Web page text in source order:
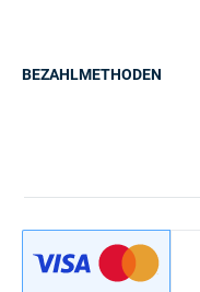
BEZAHLMETHODEN